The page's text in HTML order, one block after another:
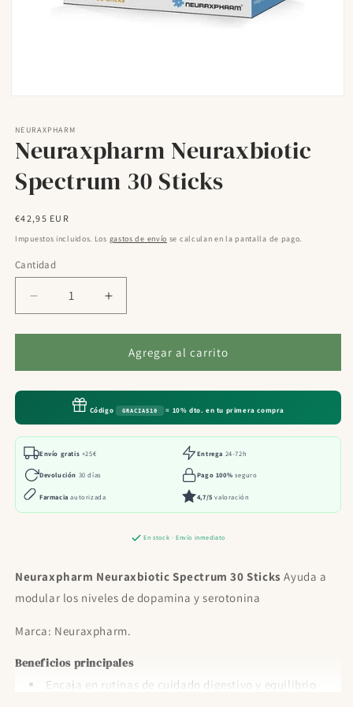
multimedia
1
en
una
ventana
modal
NEURAXPHARM
Neuraxpharm Neuraxbiotic
Spectrum 30 Sticks
Precio
habitual
€42,95 EUR
Impuestos incluidos. Los gastos de envío se calculan en la pantalla de pago.
Cantidad
Reducir
cantidad
para
Neuraxbiotic
Aumentar
cantidad
para
Neuraxpharm
Neuraxbiotic
30
Sticks
Agregar al carrito
Código GRACIAS10 = 10% dto. en tu primera compra
Envío gratis +25€ Entrega 24-72h
Devolución 30 días Pago 100% seguro
Farmacia autorizada 4,7/5 valoración
En stock · Envío inmediato
Neuraxpharm Neuraxbiotic Spectrum 30 Sticks Ayuda a
modular los niveles de dopamina y serotonina
Marca: Neuraxpharm.
Beneficios principales
Encaja en rutinas de cuidado digestivo y equilibrio